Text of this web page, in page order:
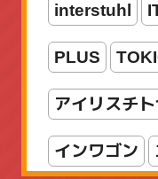
リール ル
ロッド・リー
入門セット
船竿
interstuhl
PLUS
アイリスチ
インワゴン